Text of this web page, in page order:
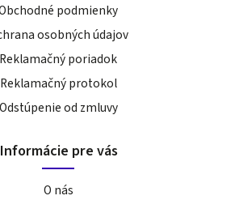
podmienky
osobných údajov
Reklamačný poriadok
Reklamačný protokol
Odstúpenie od zmluvy
Informácie pre vás
O nás